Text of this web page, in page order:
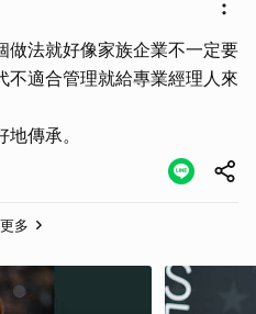
做法就好像家族企業不一定要
不適合管理就給專業經理人來
傳承。
多